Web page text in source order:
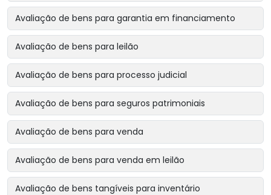
Avaliação de bens para garantia em financiamento
Avaliação de bens para leilão
Avaliação de bens para processo judicial
Avaliação de bens para seguros patrimoniais
Avaliação de bens para venda
Avaliação de bens para venda em leilão
Avaliação de bens tangíveis para inventário